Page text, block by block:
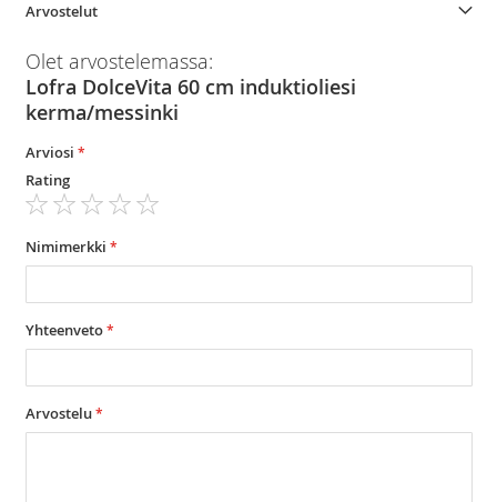
Arvostelut
Olet arvostelemassa:
Lofra DolceVita 60 cm induktioliesi
kerma/messinki
Arviosi
Rating
star
stars
stars
stars
stars
Nimimerkki
Yhteenveto
Arvostelu